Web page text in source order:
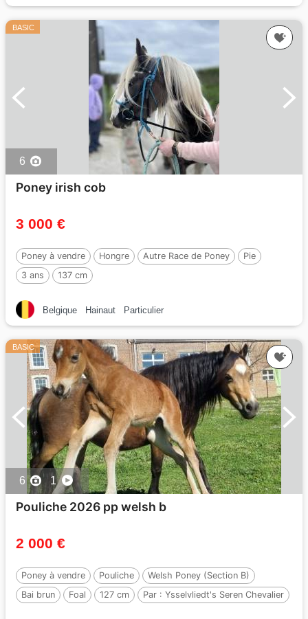
BASIC
6
Poney irish cob
3 000 €
Poney à vendre Hongre Autre Race de Poney
Pie
3 ans
137 cm
Belgique Hainaut Particulier
BASIC
6 1
Pouliche 2026 pp welsh b
2 000 €
Poney à vendre Pouliche
Welsh Poney (Section B)
Bai brun
Foal 127 cm Par : Ysselvliedt's Seren Chevalier